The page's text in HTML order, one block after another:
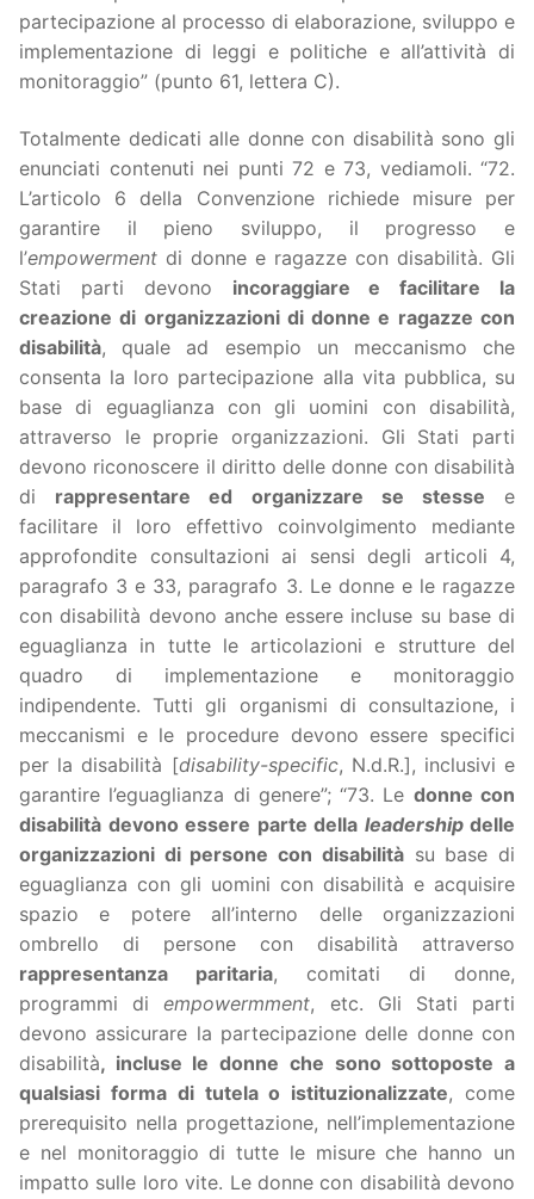
partecipazione al processo di elaborazione, sviluppo e
implementazione di leggi e politiche e all’attività di
monitoraggio” (punto 61, lettera C).
Totalmente dedicati alle donne con disabilità sono gli
enunciati contenuti nei punti 72 e 73, vediamoli. “72.
L’articolo 6 della Convenzione richiede misure per
garantire il pieno sviluppo, il progresso e
l’empowerment di donne e ragazze con disabilità. Gli
Stati parti devono incoraggiare e facilitare la
creazione di organizzazioni di donne e ragazze con
disabilità, quale ad esempio un meccanismo che
consenta la loro partecipazione alla vita pubblica, su
base di eguaglianza con gli uomini con disabilità,
attraverso le proprie organizzazioni. Gli Stati parti
devono riconoscere il diritto delle donne con disabilità
di rappresentare ed organizzare se stesse e
facilitare il loro effettivo coinvolgimento mediante
approfondite consultazioni ai sensi degli articoli 4,
paragrafo 3 e 33, paragrafo 3. Le donne e le ragazze
con disabilità devono anche essere incluse su base di
eguaglianza in tutte le articolazioni e strutture del
quadro di implementazione e monitoraggio
indipendente. Tutti gli organismi di consultazione, i
meccanismi e le procedure devono essere specifici
per la disabilità [disability-specific, N.d.R.], inclusivi e
garantire l’eguaglianza di genere”; “73. Le donne con
disabilità devono essere parte della leadershipdelle
organizzazioni di persone con disabilitàsu base di
eguaglianza con gli uomini con disabilità e acquisire
spazio e potere all’interno delle organizzazioni
ombrello di persone con disabilità attraverso
rappresentanza paritaria, comitati di donne,
programmi diempowermment, etc. Gli Stati parti
devono assicurare la partecipazione delle donne con
disabilità, incluse le donne che sono sottoposte a
qualsiasi forma di tutela o istituzionalizzate, come
prerequisito nella progettazione, nell’implementazione
e nel monitoraggio di tutte le misure che hanno un
impatto sulle loro vite. Le donne con disabilità devono